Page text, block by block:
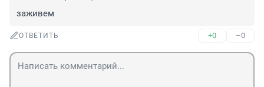
заживем
ОТВЕТИТЬ +0 –0